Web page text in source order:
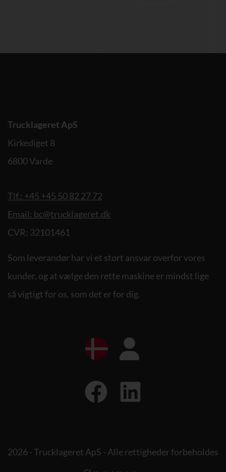
Trucklageret ApS
Kirkediget 8
6800 Varde
Tlf.: +45 +45 50 82 27 72
Email: bc@trucklageret.dk
CVR: 32101461
Som leverandør har vi et stort ansvar overfor vores
kunder, og at vælge den rette maskine er mindst lige
så vigtigt for os, som det er for dig.
2026 - Trucklageret ApS - Alle rettigheder forbeholdes